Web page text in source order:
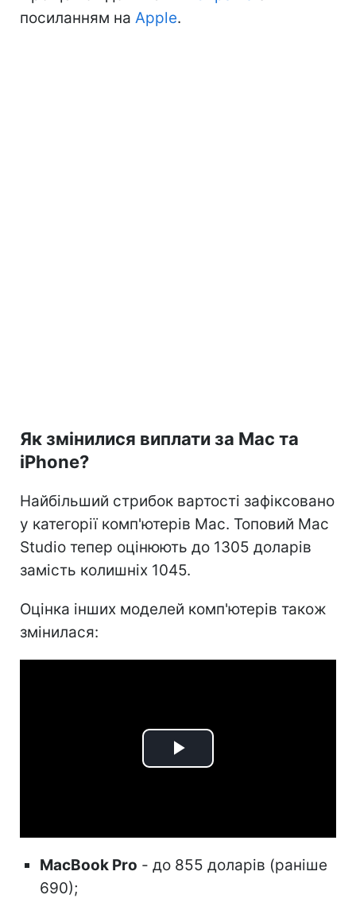
посиланням на Apple.
Як змінилися виплати за Mac та
iPhone?
Найбільший стрибок вартості зафіксовано
у категорії комп'ютерів Mac. Топовий Mac
Studio тепер оцінюють до 1305 доларів
замість колишніх 1045.
Оцінка інших моделей комп'ютерів також
змінилася:
Play
MacBook Pro - до 855 доларів (раніше
690);